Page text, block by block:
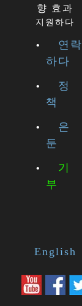
향 효과
지원하다
연락
하다
정
책
은
둔
기
부
English